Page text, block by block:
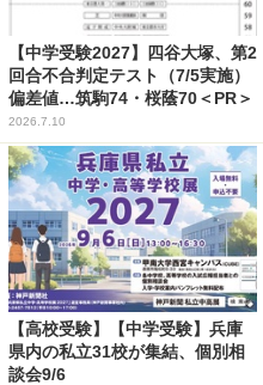
【中学受験2027】四谷大塚、第2
回合不合判定テスト（7/5実施）
偏差値…筑駒74・桜蔭70＜PR＞
2026.7.10
【高校受験】【中学受験】兵庫
県内の私立31校が集結、個別相
談会9/6